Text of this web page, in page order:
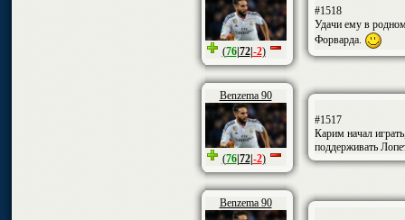
(76|72|-2)
#1518
Удачи ему в
Форварда.
Benzema 90
(76|72|-2)
#1517
Карим начал
поддерживать
Benzema 90